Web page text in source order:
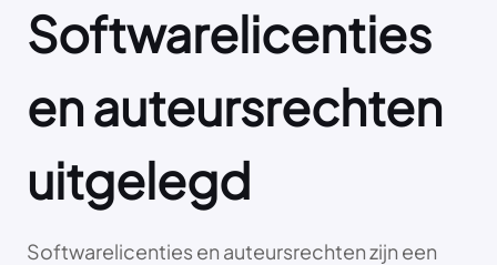
Softwarelicenties
en auteursrechten
uitgelegd
Softwarelicenties en auteursrechten zijn een